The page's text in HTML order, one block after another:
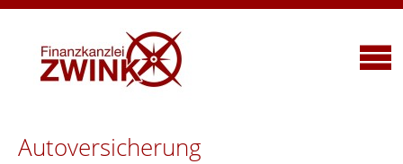
Autoversicherung